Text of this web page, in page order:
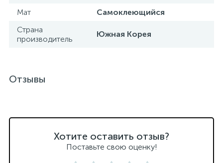
Мат
Самоклеющийся
Страна
производитель
Южная Корея
Отзывы
Хотите оставить отзыв?
Поставьте свою оценку!